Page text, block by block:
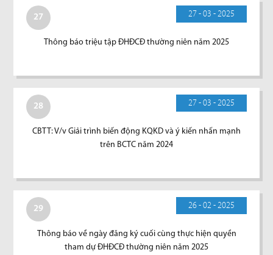
27 27 - 03 - 2025
Thông báo triệu tập ĐHĐCĐ thường niên năm 2025
28 27 - 03 - 2025
CBTT: V/v Giải trình biến động KQKD và ý kiến nhấn mạnh
trên BCTC năm 2024
29 26 - 02 - 2025
Thông báo về ngày đăng ký cuối cùng thực hiện quyền
tham dự ĐHĐCĐ thường niên năm 2025